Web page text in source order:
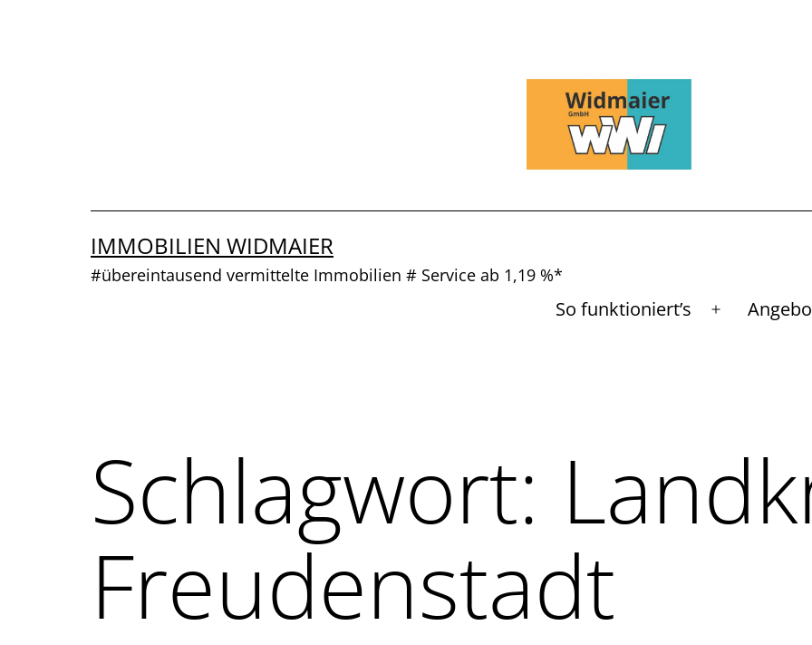
IMMOBILIEN WIDMAIER
#übereintausend vermittelte Immobilien # Service ab 1,19 %*
So funktioniert’s
Menü
Schlagwort:
Freudenstadt